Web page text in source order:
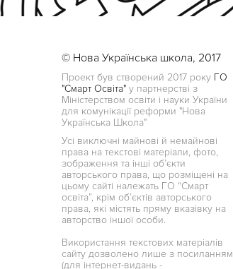
© Нова Українська школа, 2017
Проект був створений 2017 року ГО
"Смарт Освіта" у партнерстві з
Міністерством освіти і науки України
для комунікації реформи "Нова
Українська Школа"
Усі виключні майнові й немайнові
права на текстові матеріали, фото,
зображення та інші об’єкти
авторського права, що розміщені на
цьому сайті належать ГО “Смарт
освіта”, крім об’єктів авторського
права, які містять пряму вказівку на
авторство іншої особи.
Використання текстових матеріалів
сайту дозволено лише з посиланням
(для інтернет-видань -